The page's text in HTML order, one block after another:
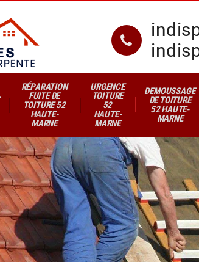
RÉPARATION
FUITE DE
TOITURE 52
HAUTE-
MARNE
URGENCE
TOITURE
52
HAUTE-
MARNE
DEMOUSSAGE
DE TOITURE
52 HAUTE-
MARNE